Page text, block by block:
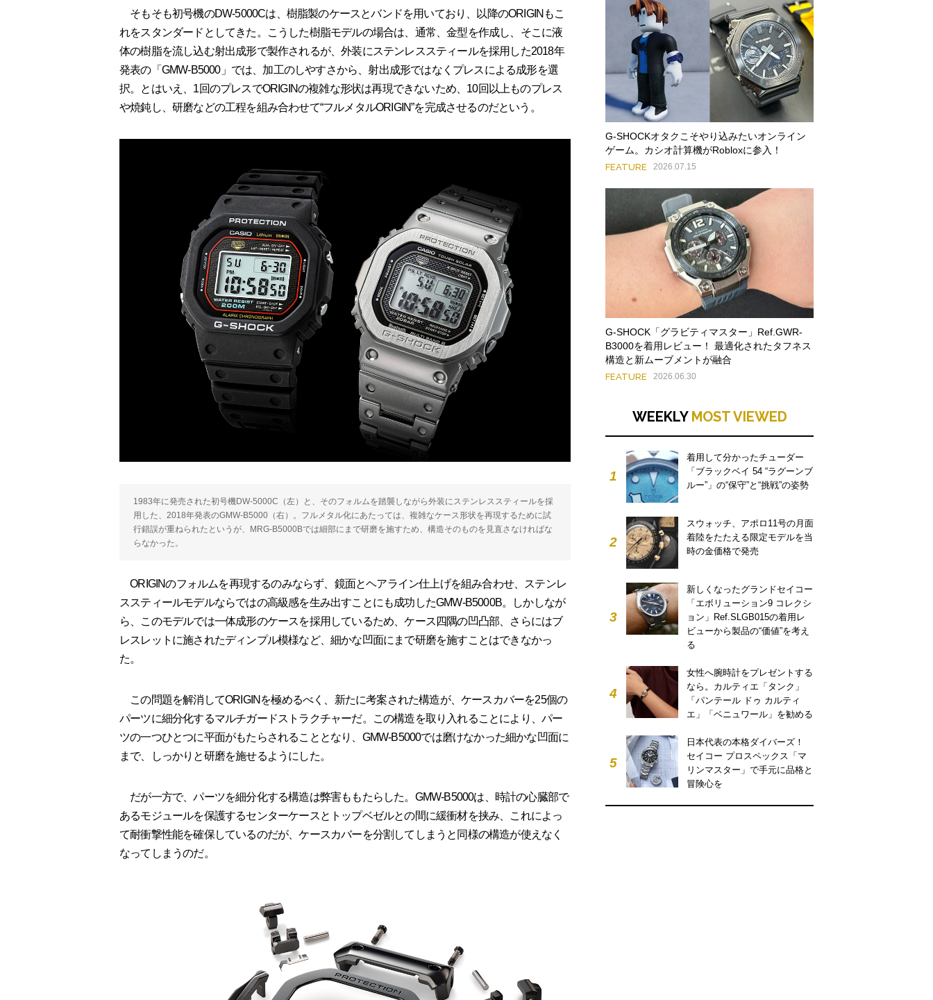
そもそも初号機のDW-5000Cは、樹脂製のケースとバンドを用いており、以降のORIGINもこ
れをスタンダードとしてきた。こうした樹脂モデルの場合は、通常、金型を作成し、そこに液
体の樹脂を流し込む射出成形で製作されるが、外装にステンレススティールを採用した2018年
発表の「GMW-B5000」では、加工のしやすさから、射出成形ではなくプレスによる成形を選
択。とはいえ、1回のプレスでORIGINの複雑な形状は再現できないため、10回以上ものプレス
や焼鈍し、研磨などの工程を組み合わせて“フルメタルORIGIN”を完成させるのだという。
1983年に発売された初号機DW-5000C（左）と、そのフォルムを踏襲しながら外装にステンレススティールを採
用した、2018年発表のGMW-B5000（右）。フルメタル化にあたっては、複雑なケース形状を再現するために試
行錯誤が重ねられたというが、MRG-B5000Bでは細部にまで研磨を施すため、構造そのものを見直さなければな
らなかった。
ORIGINのフォルムを再現するのみならず、鏡面とヘアライン仕上げを組み合わせ、ステンレ
ススティールモデルならではの高級感を生み出すことにも成功したGMW-B5000B。しかしなが
ら、このモデルでは一体成形のケースを採用しているため、ケース四隅の凹凸部、さらにはブ
レスレットに施されたディンプル模様など、細かな凹面にまで研磨を施すことはできなかっ
た。
この問題を解消してORIGINを極めるべく、新たに考案された構造が、ケースカバーを25個の
パーツに細分化するマルチガードストラクチャーだ。この構造を取り入れることにより、パー
ツの一つひとつに平面がもたらされることとなり、GMW-B5000では磨けなかった細かな凹面に
まで、しっかりと研磨を施せるようにした。
だが一方で、パーツを細分化する構造は弊害ももたらした。GMW-B5000は、時計の心臓部で
あるモジュールを保護するセンターケースとトップベゼルとの間に緩衝材を挟み、これによっ
て耐衝撃性能を確保しているのだが、ケースカバーを分割してしまうと同様の構造が使えなく
なってしまうのだ。
G-SHOCKオタクこそやり込みたいオンライン
ゲーム。カシオ計算機がRobloxに参入！
FEATURE 2026.07.15
G-SHOCK「グラビティマスター」Ref.GWR-
B3000を着用レビュー！ 最適化されたタフネス
構造と新ムーブメントが融合
FEATURE 2026.06.30
WEEKLY MOST VIEWED
1
着用して分かったチューダー
「ブラックベイ 54 “ラグーンブ
ルー”」の“保守”と“挑戦”の姿勢
2
スウォッチ、アポロ11号の月面
着陸をたたえる限定モデルを当
時の金価格で発売
3
新しくなったグランドセイコー
「エボリューション9 コレクシ
ョン」Ref.SLGB015の着用レ
ビューから製品の“価値”を考え
る
4
女性へ腕時計をプレゼントする
なら。カルティエ「タンク」
「パンテール ドゥ カルティ
エ」「ベニュワール」を勧める
5
日本代表の本格ダイバーズ！
セイコー プロスペックス「マ
リンマスター」で手元に品格と
冒険心を